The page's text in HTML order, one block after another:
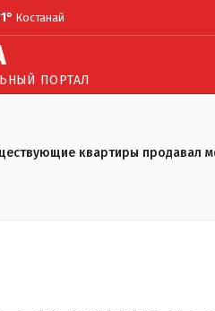
° Костанай
ПОРТАЛ
квартиры продавал